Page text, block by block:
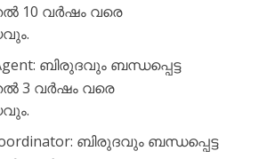
10 വർഷം വരെ
ബിരുദവും ബന്ധപ്പെട്ട
3 വർഷം വരെ
ബിരുദവും ബന്ധപ്പെട്ട